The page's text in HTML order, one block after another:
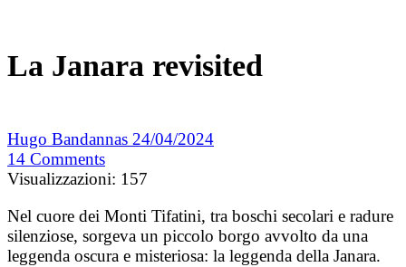
La Janara revisited
Hugo Bandannas 24/04/2024
14 Comments
Visualizzazioni: 157
Nel cuore dei Monti Tifatini, tra boschi secolari e radure
silenziose, sorgeva un piccolo borgo avvolto da una
leggenda oscura e misteriosa: la leggenda della Janara.